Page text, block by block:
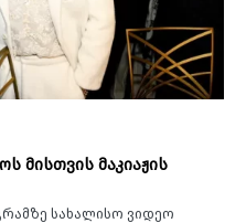
მისთვის მაკიაჟის
სახალისო ვიდეო